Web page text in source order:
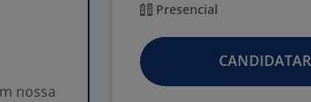
nossa
Presencial